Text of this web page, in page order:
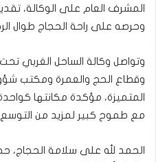
المشرف العام على الوكالة،
وحرصه على راحة الحجاج طوال
وتواصل وكالة الساحل الغربي تحت
وقطاع الحج والعمرة ومكتب
المتميزة، مؤكدة مكانتها
مع طموح كبير لمزيد من التوسع
الحمد لله على سلامة الحجاج،